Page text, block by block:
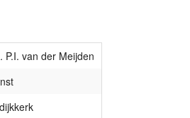
P.I. van der Meijden